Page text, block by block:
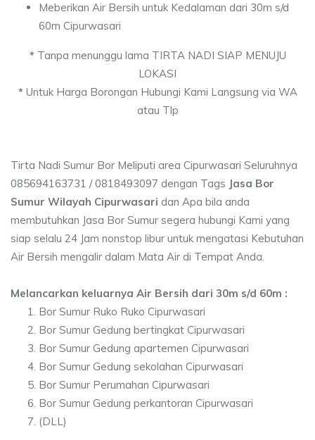
Meberikan Air Bersih untuk Kedalaman dari 30m s/d
60m Cipurwasari
*Tanpa menunggu lama TIRTA NADI SIAP MENUJU
LOKASI
*Untuk Harga Borongan Hubungi Kami Langsung via WA
atau Tlp
Tirta Nadi Sumur Bor Meliputi area Cipurwasari Seluruhnya
085694163731 / 0818493097 dengan Tags Jasa Bor
Sumur Wilayah Cipurwasari dan Apa bila anda
membutuhkan Jasa Bor Sumur segera hubungi Kami yang
siap selalu 24 Jam nonstop libur untuk mengatasi Kebutuhan
Air Bersih mengalir dalam Mata Air di Tempat Anda.
Melancarkan keluarnya Air Bersih dari 30m s/d 60m :
Bor Sumur Ruko Ruko Cipurwasari
Bor Sumur Gedung bertingkat Cipurwasari
Bor Sumur Gedung apartemen Cipurwasari
Bor Sumur Gedung sekolahan Cipurwasari
Bor Sumur Perumahan Cipurwasari
Bor Sumur Gedung perkantoran Cipurwasari
(DLL)